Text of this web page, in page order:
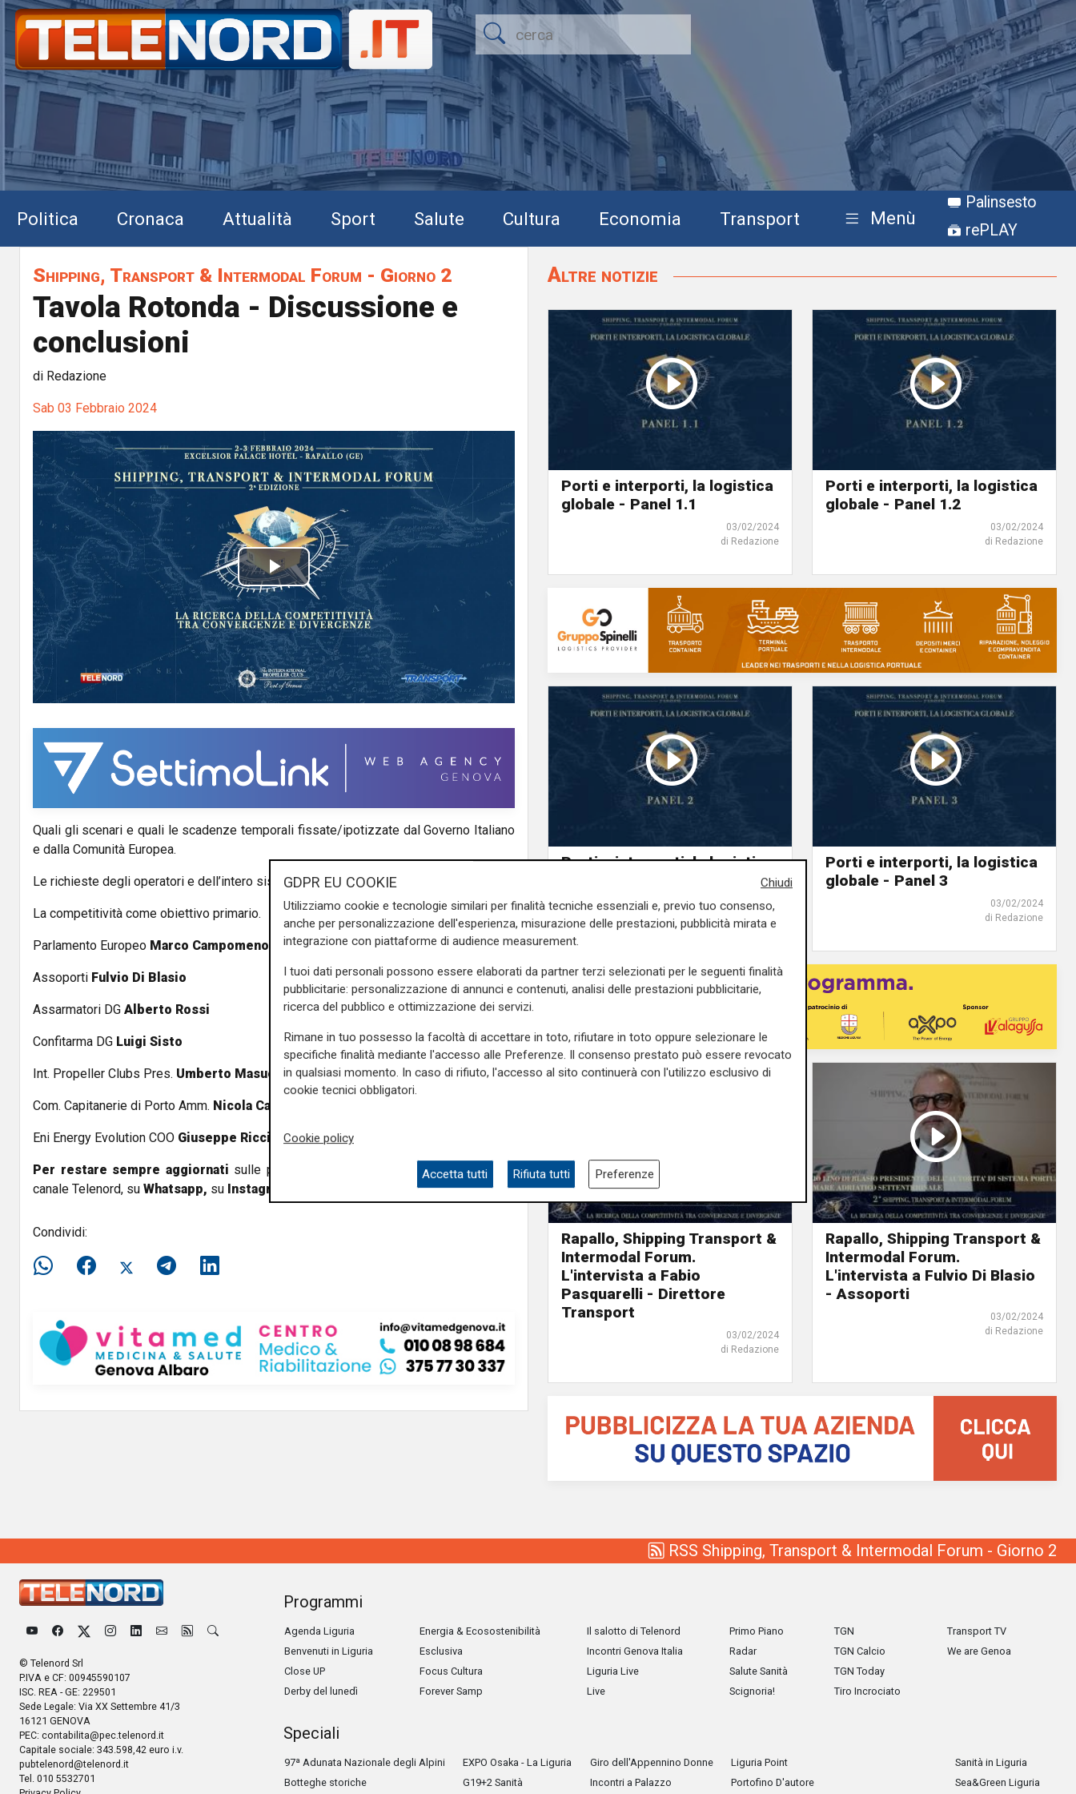
Politica Cronaca Attualità Sport Salute Cultura Economia Transport Menù
Palinsesto
rePLAY
Shipping, Transport & Intermodal Forum - Giorno 2
Tavola Rotonda - Discussione e
conclusioni
di Redazione
Sab 03 Febbraio 2024
P
l
a
y
V
e
o
Quali gli scenari e quali le scadenze temporali fissate/ipotizzate dal Governo Italiano
e dalla Comunità Europea.
Le richieste degli operatori e dell’intero sistema.
La competitività come obiettivo primario.
Parlamento Europeo Marco Campomenosi
Assoporti Fulvio Di Blasio
Assarmatori DG Alberto Rossi
Confitarma DG Luigi Sisto
Int. Propeller Clubs Pres. Umberto Masucci
Com. Capitanerie di Porto Amm. Nicola Carlone
Eni Energy Evolution COO Giuseppe Ricci
Per restare sempre aggiornati sulle principali notizie sulla Liguria seguiteci sul
canale Telenord, su Whatsapp, su Instagram Facebook.
Condividi:
Altre notizie
Porti e interporti, la logistica
globale - Panel 1.1
03/02/2024
di Redazione
Porti e interporti, la logistica
globale - Panel 1.2
03/02/2024
di Redazione
Porti e interporti, la logistica
03/02/2024
di Redazione
Porti e interporti, la logistica
globale - Panel 3
03/02/2024
di Redazione
Rapallo, Shipping Transport &
Intermodal Forum.
L'intervista a Fabio
Pasquarelli - Direttore
Transport
03/02/2024
di Redazione
Rapallo, Shipping Transport &
Intermodal Forum.
L'intervista a Fulvio Di Blasio
- Assoporti
03/02/2024
di Redazione
RSS Shipping, Transport & Intermodal Forum - Giorno 2
© Telenord Srl
P.IVA e CF: 00945590107
ISC. REA - GE: 229501
Sede Legale: Via XX Settembre 41/3
16121 GENOVA
PEC: contabilita@pec.telenord.it
Capitale sociale: 343.598,42 euro i.v.
pubtelenord@telenord.it
Tel. 010 5532701
Programmi
Agenda Liguria
Benvenuti in Liguria
Close UP
Derby del lunedì
Energia & Ecosostenibilità
Esclusiva
Focus Cultura
Forever Samp
Il salotto di Telenord
Incontri Genova Italia
Liguria Live
Live
Primo Piano
Radar
Salute Sanità
Scignoria!
TGN
TGN Calcio
TGN Today
Tiro Incrociato
Transport TV
We are Genoa
Speciali
97ª Adunata Nazionale degli Alpini
Botteghe storiche
EXPO Osaka - La Liguria
G19+2 Sanità
Giro dell'Appennino Donne
Incontri a Palazzo
Liguria Point
Portofino D'autore
Sanità in Liguria
Sea&Green Liguria
Chiudi
GDPR EU COOKIE
Utilizziamo cookie e tecnologie similari per finalità tecniche essenziali e, previo tuo consenso,
anche per personalizzazione dell'esperienza, misurazione delle prestazioni, pubblicità mirata e
integrazione con piattaforme di audience measurement.
I tuoi dati personali possono essere elaborati da partner terzi selezionati per le seguenti finalità
pubblicitarie: personalizzazione di annunci e contenuti, analisi delle prestazioni pubblicitarie,
ricerca del pubblico e ottimizzazione dei servizi.
Rimane in tuo possesso la facoltà di accettare in toto, rifiutare in toto oppure selezionare le
specifiche finalità mediante l'accesso alle Preferenze. Il consenso prestato può essere revocato
in qualsiasi momento. In caso di rifiuto, l'accesso al sito continuerà con l'utilizzo esclusivo di
cookie tecnici obbligatori.
Cookie policy
Accetta tutti Rifiuta tutti Preferenze